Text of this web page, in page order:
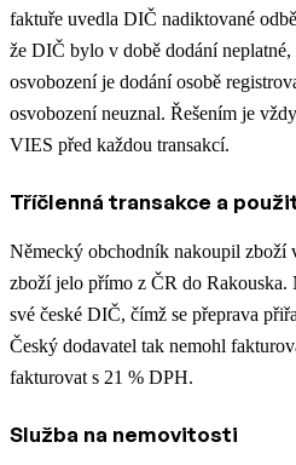
faktuře uvedla DIČ nadiktované
že DIČ bylo v době dodání
osvobození je dodání osobě
osvobození neuznal. Řešením je
VIES před každou transakcí.
Tříčlenná transakce a
Německý obchodník nakoupil zboží
zboží jelo přímo z ČR do
své české DIČ, čímž se přeprava
Český dodavatel tak nemohl
fakturovat s 21 % DPH.
Služba na nemovitosti